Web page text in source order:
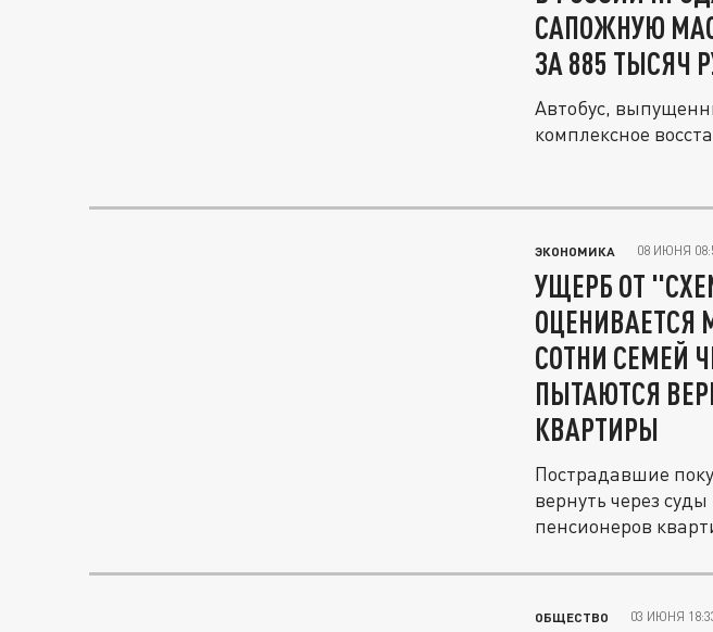
САПОЖНУЮ
ЗА 885 ТЫСЯЧ
Автобус,
комплексное
ЭКОНОМИКА 08 ИЮНЯ
УЩЕРБ ОТ
СОТНИ СЕМЕЙ
ПЫТАЮТСЯ
КВАРТИРЫ
Пострадавшие
вернуть через
пенсионеров
ОБЩЕСТВО 03 ИЮНЯ